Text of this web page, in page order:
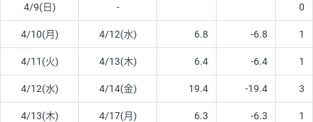
4/9(日) - 0
4/10(月) 4/12(水) 6.8 -6.8 1
4/11(火) 4/13(木) 6.4 -6.4 1
4/12(水) 4/14(金) 19.4 -19.4 3
4/13(木) 4/17(月) 6.3 -6.3 1